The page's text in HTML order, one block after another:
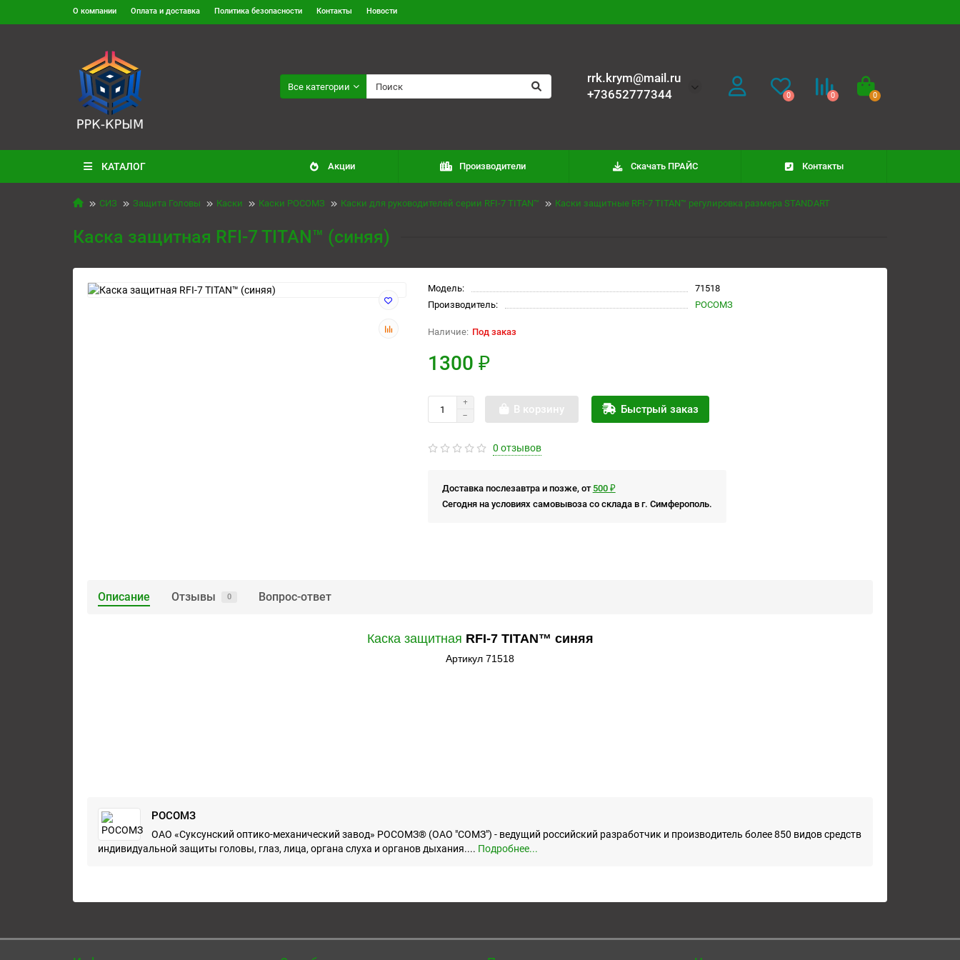
О компании Оплата и доставка Политика безопасности Контакты Новости
Все категории
rrk.krym@mail.ru
+73652777344
0 0 0
КАТАЛОГ Акции Производители Скачать ПРАЙС Контакты
СИЗ Защита Головы Каски Каски РОСОМЗ Каски для руководителей серии RFI-7 TITAN™ Каски защитные RFI-7 TITAN™ регулировка размера STANDART
Каска защитная RFI-7 TITAN™ (синяя)
Модель:
71518
Производитель:
РОСОМЗ
Под заказ
1300 ₽
В корзину Быстрый заказ
0 отзывов
Доставка послезавтра и позже, от 500 ₽
Сегодня на условиях самовывоза со склада в г. Симферополь.
Описание Отзывы 0 Вопрос-ответ
Каска защитная RFI-7 TITAN™ синяя
Артикул 71518
РОСОМЗ
ОАО «Суксунский оптико-механический завод» РОСОМЗ® (ОАО "СОМЗ") - ведущий российский разработчик и производитель более 850 видов средств
индивидуальной защиты головы, глаз, лица, органа слуха и органов дыхания.... Подробнее...